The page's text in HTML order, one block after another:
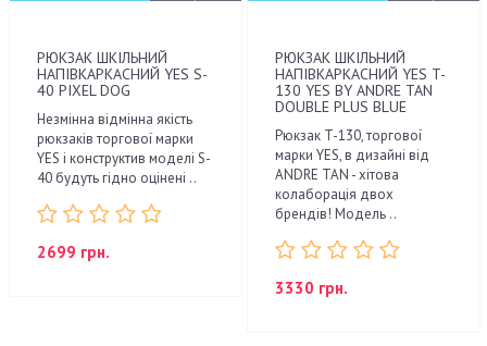
РЮКЗАК ШКІЛЬНИЙ
НАПІВКАРКАСНИЙ YES S-
40 PIXEL DOG
Незмінна відмінна якість
рюкзаків торгової марки
YES і конструктив моделі S-
40 будуть гідно оцінені ..
2699 грн.
РЮКЗАК ШКІЛЬНИЙ
НАПІВКАРКАСНИЙ YES T-
130 YES BY ANDRE TAN
DOUBLE PLUS BLUE
Рюкзак T-130, торгової
марки YES, в дизайні від
ANDRE TAN - хітова
колаборація двох
брендів! Модель ..
3330 грн.